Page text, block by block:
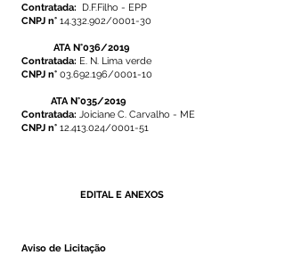
Contratada: D.F.Filho - EPP
CNPJ n° 14.332.902/0001-30
ATA N°036/2019
Contratada: E. N. Lima verde
CNPJ n° 03.692.196/0001-10
ATA N°035/2019
Contratada: Joiciane C. Carvalho - ME
CNPJ n° 12.413.024/0001-51
EDITAL E ANEXOS
Aviso de Licitação